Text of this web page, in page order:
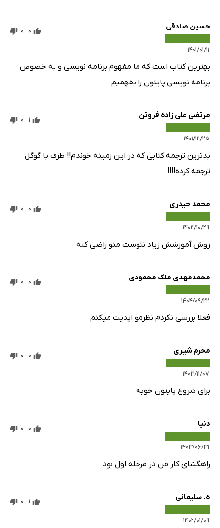
حسین صادقی
۱۴۰۱/۰۱/۱۱
0
0
بهترین کتاب است که ما مفهوم برنامه نویسی و به خصوص
برنامه نویسی پایتون را بفهمیم
مرتضی علی زاده فروتن
۱۴۰۱/۱۲/۲۵
1
0
بدترین ترجمه کتابی که در این زمینه خوندم!! طرف با گوگل
ترجمه کرده!!!!
محمد حیدری
۱۴۰۴/۱۰/۲۹
0
0
روش آموزشش زیاد نتوست منو راضی کنه
محمدمهدی ملک محمودی
۱۴۰۴/۰۹/۲۲
0
0
فعلا بررسی نکردم نظرمو اپدیت میکنم
محرم شیری
۱۴۰۳/۱۱/۰۷
0
0
برای شروع پایتون خوبه
دنیا
۱۴۰۳/۰۶/۳۱
0
0
راهگشای کار من در مرحله اول بود
ه. سلیمانی
۱۴۰۲/۰۱/۰۹
1
0